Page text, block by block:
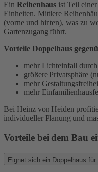
Ein Reihenhaus ist Teil
Einheiten. Mittlere
(vorne und hinten), was zu
Gartenzugang führt.
Vorteile Doppelhaus
mehr Lichteinfall
größere Privatsphäre
mehr
mehr
Bei Heinz von Heiden
individueller Planung und
Vorteile bei dem Bau
Eignet sich ein Doppelhaus für